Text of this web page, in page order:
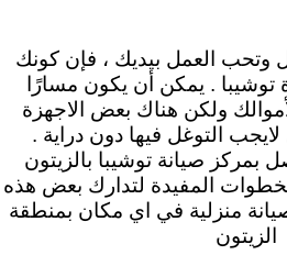
وتحب العمل بيديك ، فإن كونك
. يمكن أن يكون مسارًا
ولكن هناك بعض الاجهزة
التوغل فيها دون دراية .
بمركز صيانة توشيبا بالزيتون
المفيدة لتدارك بعض هذه
منزلية في اي مكان بمنطقة
الزيتون